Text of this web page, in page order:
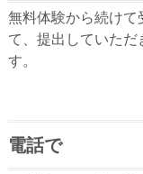
無料体験から続けて
て、提出していただ
す。
電話で